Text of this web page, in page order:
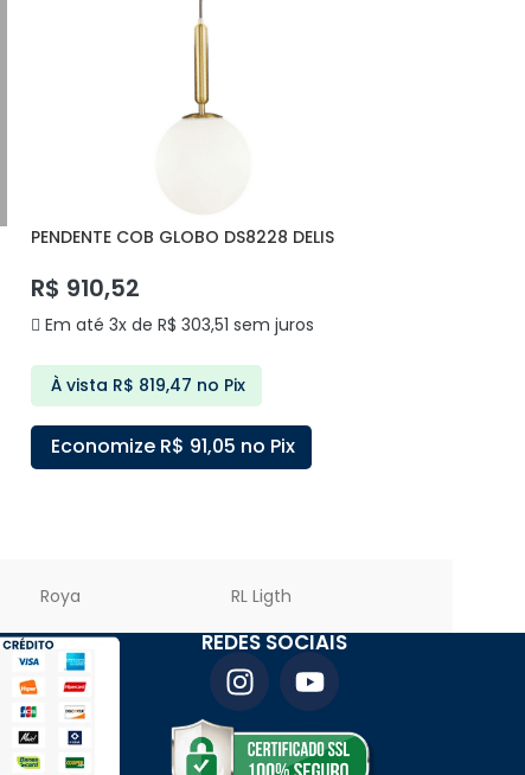
PENDENTE COB GLOBO DS8228 DELIS
R$ 910,52
Em até 3x de R$ 303,51 sem juros
À vista R$ 819,47 no Pix
Economize R$ 91,05 no Pix
Roya RL Ligth
REDES SOCIAIS